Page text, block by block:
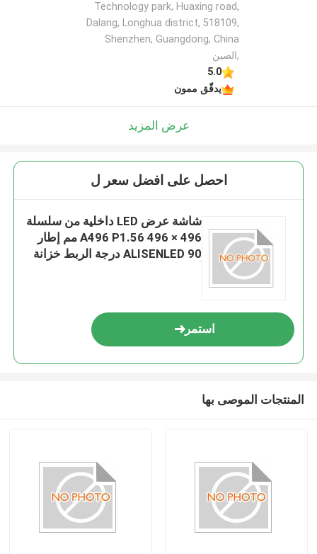
Technology park, Huaxing road,
Dalang, Longhua district, 518109,
Shenzhen, Guangdong, China
,الصين
5.0
يدقّق ممون
عرض المزيد
احصل على افضل سعر ل
شاشة عرض LED داخلية من سلسلة
A496 P1.56 496 × 496 مم إطار
ALISENLED 90 درجة الربط خزانة
استمر
المنتجات الموصى بها